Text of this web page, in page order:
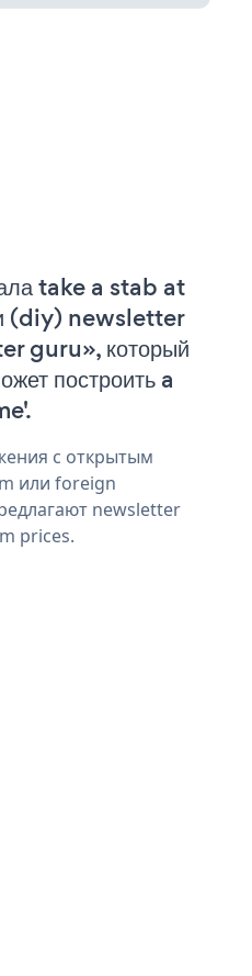
take a stab at
(diy) newsletter
guru», который
построить a
с открытым
или foreign
newsletter
prices.